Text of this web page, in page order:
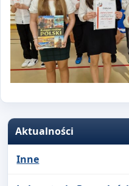
Aktualności
Inne